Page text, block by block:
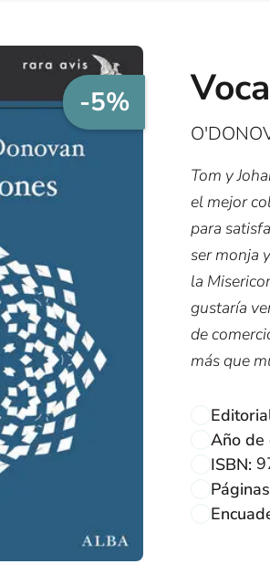
-5%
Tom y
el mejor
para
ser monja
la
gustaría
de
más que
Año de
ISBN: